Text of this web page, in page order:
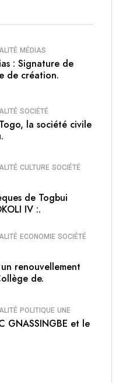
MÉDIAS
: Signature de
de création.
SOCIÉTÉ
la société civile
CULTURE SOCIÉTÉ
de Togbui
IV :.
ECONOMIE SOCIÉTÉ
renouvellement
de.
POLITIQUE UNE
GNASSINGBE et le